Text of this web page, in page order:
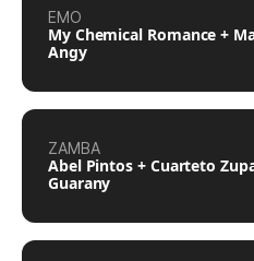
EMO
My Chemical Romance +
Angy
ZAMBA
Abel Pintos + Cuarteto
Guarany